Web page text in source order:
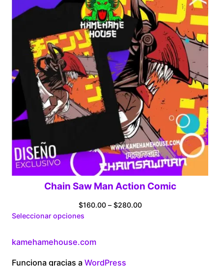
$280.00
Chain Saw Man Action Comic
$160.00 – $280.00Price
Seleccionar opciones
kamehamehouse.com
Funciona gracias a WordPress